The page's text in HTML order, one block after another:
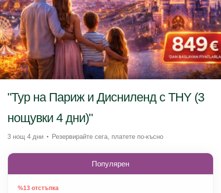
"Тур на Париж и Дисниленд с THY (3
нощувки 4 дни)"
3 нощ 4 дни Резервирайте сега, платете по-късно
Популярен
%13 отстъпка